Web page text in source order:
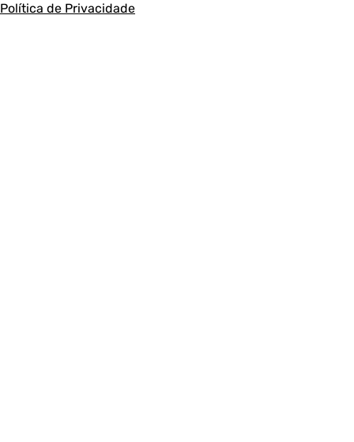
Política de Privacidade